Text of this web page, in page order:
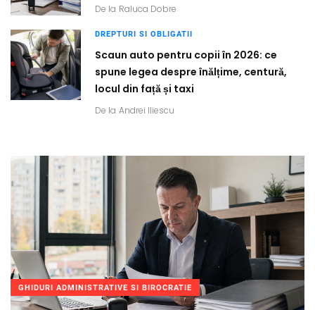
De la Raluca Dobre
DREPTURI SI OBLIGATII
Scaun auto pentru copii în 2026: ce
spune legea despre înălțime, centură,
locul din față și taxi
De la Andrei Iliescu
GHIDURI ADMINISTRATIVE SI BIROCRATIE